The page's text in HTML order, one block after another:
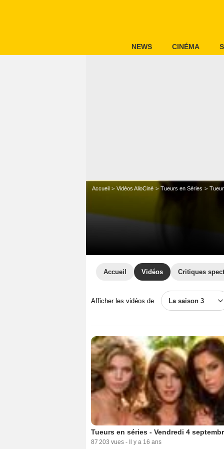
NEWS CINÉMA
Accueil Vidéos AlloCiné Tueurs en Séries
Accueil Vidéos Critiques
Afficher les vidéos de La saison 3
Tueurs en séries - Vendredi 4
87 203 vues - Il y a 16 ans